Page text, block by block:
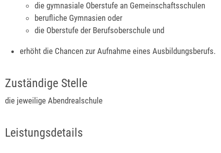
die gymnasiale Oberstufe an Gemeinschaftsschulen
berufliche Gymnasien oder
die Oberstufe der Berufsoberschule und
erhöht die Chancen zur Aufnahme eines Ausbildungsberufs.
Zuständige Stelle
die jeweilige Abendrealschule
Leistungsdetails